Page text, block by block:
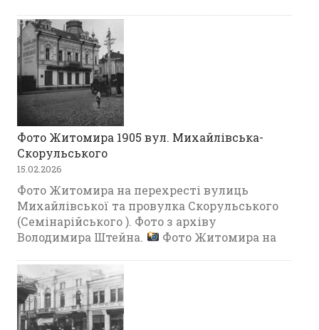
Фото Житомира 1905 вул. Михайлівська-
Скорульського
15.02.2026
Фото Житомира на перехресті вулиць
Михайлівської та провулка Скорульського
(Семінарійського ). Фото з архіву
Володимира Штейна.
Фото Житомира на